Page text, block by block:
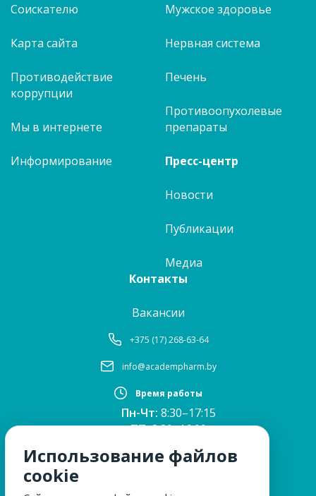
Соискателю
Карта сайта
Противодействие
коррупции
Мы в интернете
Информирование
Мужское здоровье
Нервная система
Печень
Противоопухолевые
препараты
Пресс-центр
Новости
Публикации
Медиа
Контакты
Вакансии
+375 (17) 268-63-64
info@academpharm.by
Время работы
Пн-Чт: 8:30–17:15
ПТ:8:30–16:00
12:30–13:00
Сб, Вс:выходные
Использование файлов
cookie